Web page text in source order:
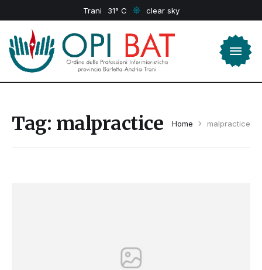
Trani 31 clear sky
Tag: malpractice Home malpractice